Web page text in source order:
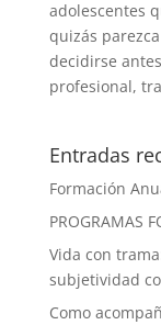
adolescentes
quizás
decidirse
profesional,
Entradas
Formación
PROGRAMAS
Vida con
subjetividad
Como